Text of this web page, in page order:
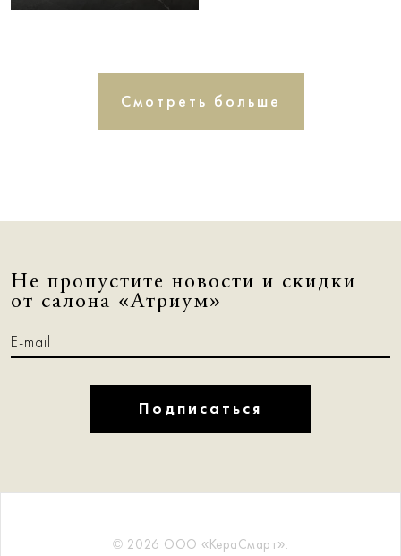
Смотреть больше
Не пропустите новости и скидки
от салона «Атриум»
Подписаться
© 2026 ООО «КераСмарт».